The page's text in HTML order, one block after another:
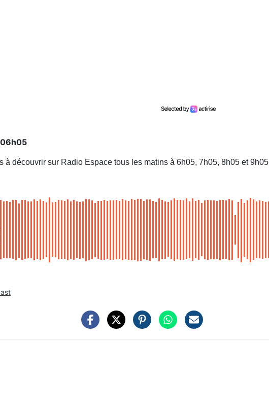
06h05
à découvrir sur Radio Espace tous les matins à 6h05, 7h05, 8h05 et 9h05